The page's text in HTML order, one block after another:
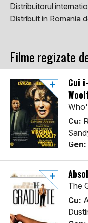
Distribuitorul
Distribuit in Romania
Filme regizate
Cui
Cu:
Gen:
The
Cu: